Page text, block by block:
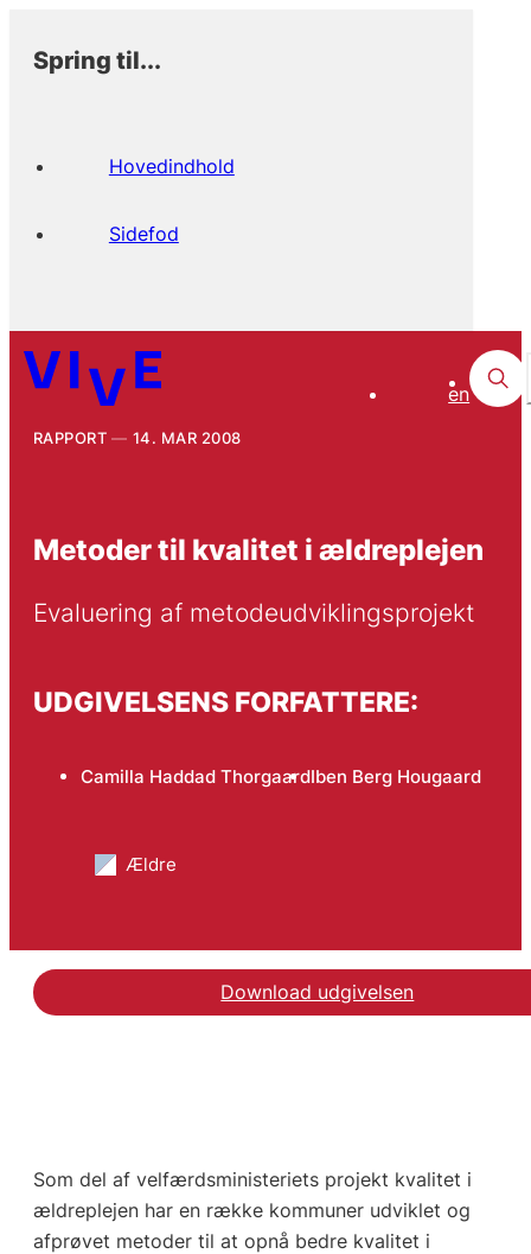
Spring til...
Hovedindhold
Sidefod
en
RAPPORT 14. MAR 2008
Metoder til kvalitet i ældreplejen
Evaluering af metodeudviklingsprojekt
UDGIVELSENS FORFATTERE:
Camilla Haddad ThorgaardIben Berg Hougaard
Ældre
Download udgivelsen
Som del af velfærdsministeriets projekt kvalitet i
ældreplejen har en række kommuner udviklet og
afprøvet metoder til at opnå bedre kvalitet i